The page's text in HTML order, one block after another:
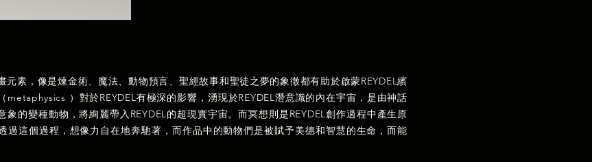
元素，像是煉金術、魔法、動物預言、聖經故事和聖徒之夢的象徵都有助於啟蒙REYDEL繽
metaphysics ）對於REYDEL有極深的影響，湧現於REYDEL潛意識的內在宇宙，是由神話
的變種動物，將絢麗帶入REYDEL的超現實宇宙。而冥想則是REYDEL創作過程中產生原
過這個過程，想像力自在地奔馳著，而作品中的動物們是被賦予美德和智慧的生命，而能